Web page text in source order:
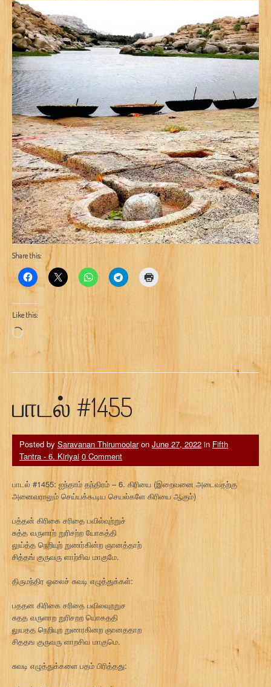
Share this:
Like this:
Loading…
பாடல் #1455
Posted by Saravanan Thirumoolaron June 27, 2022 in Fifth
Tantra - 6. Kiriyai 0 Comment
பாடல் #1455: ஐந்தாம் தந்திரம் – 6. கிரியை (இறைவனை அடைவதற்கு
அனைவராலும் செய்யக்கூடிய செயல்களே கிரியை ஆகும்)
பத்தன் கிரிகை சரிதை பவில்வுற்றுச்
சுத்த வருளாற் றுரிசற்ற யோகத்தி
லுய்த்த நெறியுற் றுணர்கின்ற ஞானத்தாற்
சித்தங் குருவரு ளாற்சிவ மாகுமே.
திருமந்திர ஓலைச் சுவடி எழுத்துக்கள்:
பததன கிரிகை சரிதை பவிலவுறறுச
சுதத வருளாற றுரிசறற யொகததி
லுயதத நெறியுற றுணரகினற ஞானததாற
சிததங குருவரு ளாறசிவ மாகுமெ.
சுவடி எழுத்துக்களை பதம் பிரித்தது: